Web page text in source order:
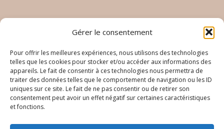
Gérer le consentement
Pour offrir les meilleures expériences, nous utilisons des technologies
telles que les cookies pour stocker et/ou accéder aux informations des
appareils. Le fait de consentir à ces technologies nous permettra de
traiter des données telles que le comportement de navigation ou les ID
uniques sur ce site. Le fait de ne pas consentir ou de retirer son
consentement peut avoir un effet négatif sur certaines caractéristiques
et fonctions.
Inscrivez vous à la newletter
Je souhaite de recevoir la newsletter d'Elodie Yoga